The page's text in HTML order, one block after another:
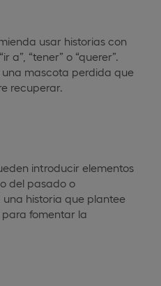
usar historias con
“tener” o “querer”.
una mascota perdida que
recuperar.
introducir elementos
del pasado o
una historia que plantee
para fomentar la